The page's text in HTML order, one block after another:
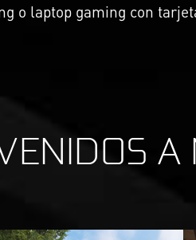
o laptop gaming con
A